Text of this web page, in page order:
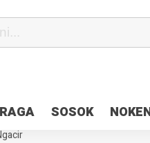
SOSOK
Polri di Deklarasi Pemilu
10 Persen, Deposit Kas